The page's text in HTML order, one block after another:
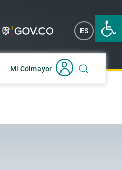
Abrir
ES EN
Mi Colmayor